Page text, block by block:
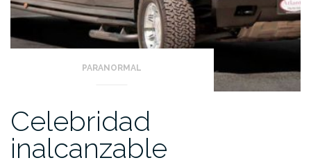
PARANORMAL
Celebridad
inalcanzable